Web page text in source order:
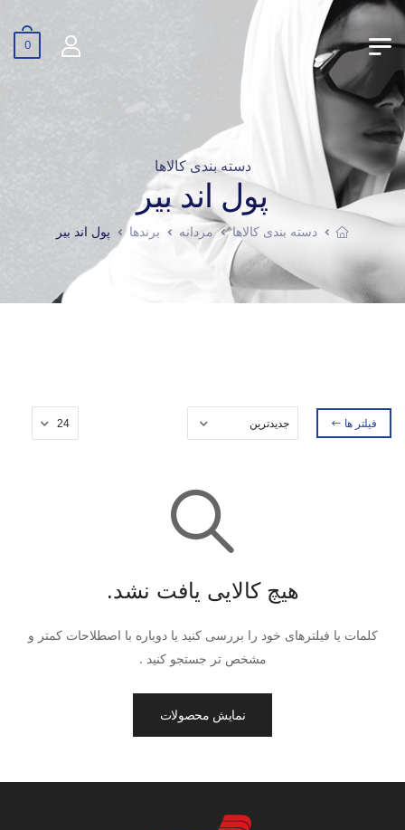
0
دسته بندی کالاها
پول اند بیر
دسته بندی کالاها مردانه برندها پول اند بیر
فیلتر ها
هیچ کالایی یافت نشد.
کلمات یا فیلترهای خود را بررسی کنید یا دوباره با اصطلاحات کمتر و
مشخص تر جستجو کنید .
نمایش محصولات